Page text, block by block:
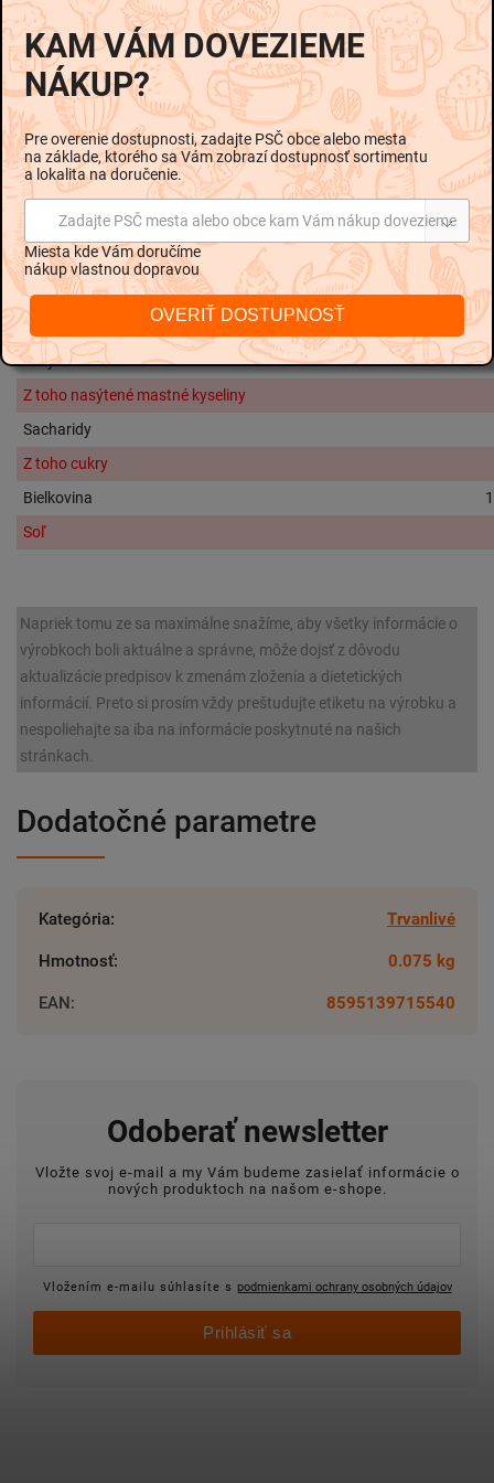
mäsa, Bravčové mäso, Slanina,Pšeničný škrob, Soliaca
zmes (soľ, stabilizátor E250), Stabilizátory (E410, E407,
E508), Koreniaci prípravok (škrob, cukor, koreniny,
zvýrazňovač chuti E621, cibuľa, extrakty korenín), Obsah
tuku max. 15 % hm.
Alergény:
Môže obsahovať stopysóje,mlieka,vajec.
Alergény sú vyznačené v zloženíhrubším písmom.
Nutričné hodnoty na 100g:
Energetická hodnota
595 kJ /
Tuky
Z toho nasýtené mastné kyseliny
Sacharidy
Z toho cukry
Bielkovina
Soľ
Napriek tomu ze sa maximálne snažíme, aby všetky informácie o
výrobkoch boli aktuálne a správne, môže dojsť z dôvodu
aktualizácie predpisov k zmenám zloženia a dietetických
informácií. Preto si prosím vždy preštudujte etiketu na výrobku a
nespoliehajte sa iba na informácie poskytnuté na našich
stránkach.
Dodatočné parametre
Kategória: Trvanlivé
Hmotnosť: 0.075 kg
EAN: 8595139715540
Odoberať newsletter
Vložte svoj e-mail a my Vám budeme zasielať informácie o
nových produktoch na našom e-shope.
Vložením e-mailu súhlasíte s podmienkami ochrany osobných údajov
Prihlásiť sa
KAM VÁM DOVEZIEME
NÁKUP?
Pre overenie dostupnosti, zadajte PSČ obce alebo mesta
na základe, ktorého sa Vám zobrazí dostupnosť sortimentu
a lokalita na doručenie.
Zadajte PSČ mesta alebo obce kam Vám nákup dovezieme
Miesta kde Vám doručíme
nákup vlastnou dopravou
OVERIŤ DOSTUPNOSŤ